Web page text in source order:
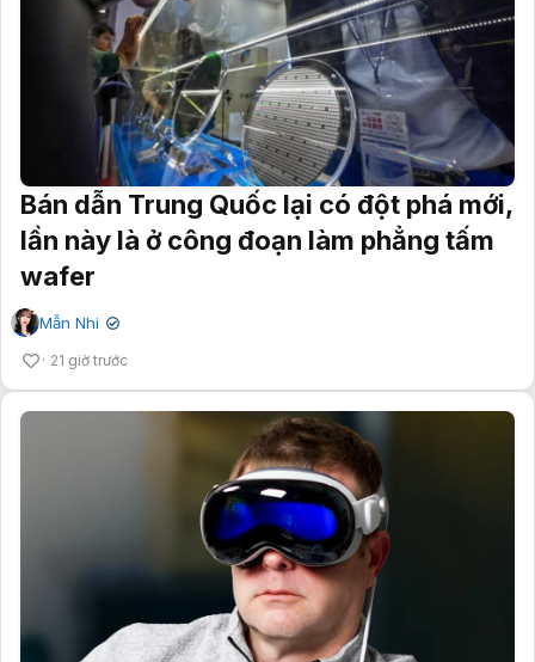
Bán dẫn Trung Quốc lại có đột phá mới,
lần này là ở công đoạn làm phẳng tấm
wafer
Mẫn Nhi ✔
21 giờ trước